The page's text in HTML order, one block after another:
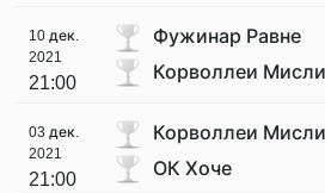
10 дек.
2021
21:00
Фужинар Равне
Корволлеи
03 дек.
2021
21:00
Корволлеи
ОК Хоче